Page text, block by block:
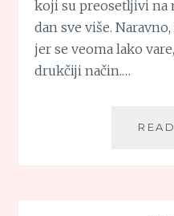
koji su preosetljivi na
dan sve više.
jer se veoma lako
drukčiji način.…